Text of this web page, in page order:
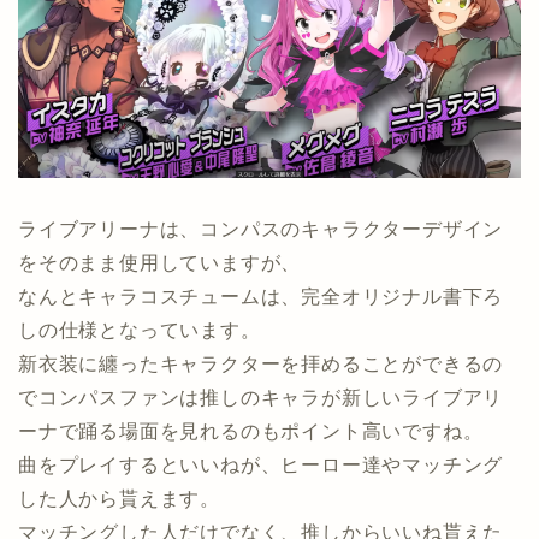
ライブアリーナは、コンパスのキャラクターデザイン
をそのまま使用していますが、
なんとキャラコスチュームは、完全オリジナル書下ろ
しの仕様となっています。
新衣装に纏ったキャラクターを拝めることができるの
でコンパスファンは推しのキャラが新しいライブアリ
ーナで踊る場面を見れるのもポイント高いですね。
曲をプレイするといいねが、ヒーロー達やマッチング
した人から貰えます。
マッチングした人だけでなく、推しからいいね貰えた